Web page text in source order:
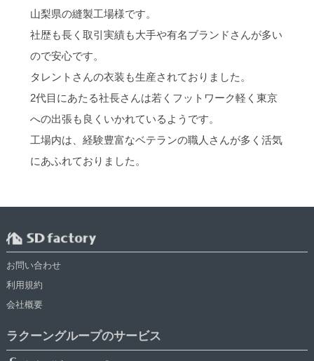
山梨県の縫製工場様です。
社歴も長く取引実績も大手や有名ブランドさんが多い
ので安心です。
タレントさんの衣装も生産されておりました。
2代目にあたる社長さんは若くフットワーク軽く東京
への出張も良くいかれているようです。
工場内は、経験豊富なベテランの職人さんが多く活気
にあふれておりました。
お問い合わせ
利用規約
会社概要
ラクーングループのサービス